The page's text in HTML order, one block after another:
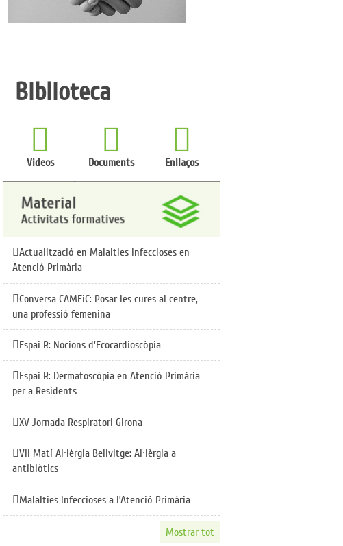
Biblioteca
Videos Documents Enllaços
Actualització en Malalties Infeccioses en
Atenció Primària
Conversa CAMFiC: Posar les cures al centre,
una professió femenina
Espai R: Nocions d'Ecocardioscòpia
Espai R: Dermatoscòpia en Atenció Primària
per a Residents
XV Jornada Respiratori Girona
VII Matí Al·lèrgia Bellvitge: Al·lèrgia a
antibiòtics
Malalties Infeccioses a l’Atenció Primària
Mostrar tot